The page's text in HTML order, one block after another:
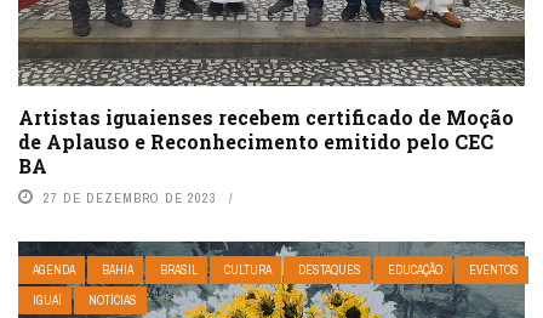
Artistas iguaienses recebem certificado de Moção
de Aplauso e Reconhecimento emitido pelo CEC
BA
27 DE DEZEMBRO DE 2023
AGENDA BAHIA BRASIL CULTURA DESTAQUES EDUCAÇÃO
EVENTOS
IGUAÍ
NOTÍCIAS